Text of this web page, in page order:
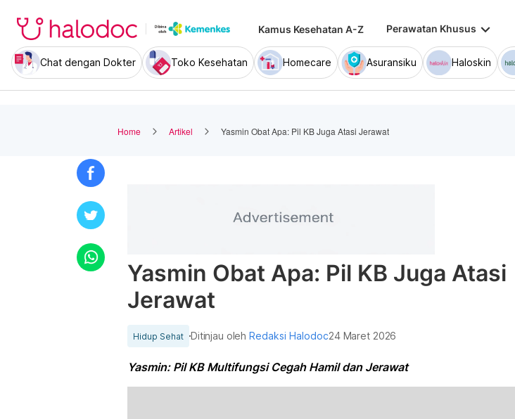
Kamus Kesehatan A-Z Perawatan Khusus keyboard_arrow_down
Chat dengan Dokter Toko Kesehatan Homecare Asuransiku Haloskin
Home Artikel Yasmin Obat Apa: Pil KB Juga Atasi Jerawat
Yasmin Obat Apa: Pil KB Juga Atasi
Jerawat
Hidup Sehat Ditinjau olehRedaksi Halodoc24 Maret 2026
Yasmin: Pil KB Multifungsi Cegah Hamil dan Jerawat